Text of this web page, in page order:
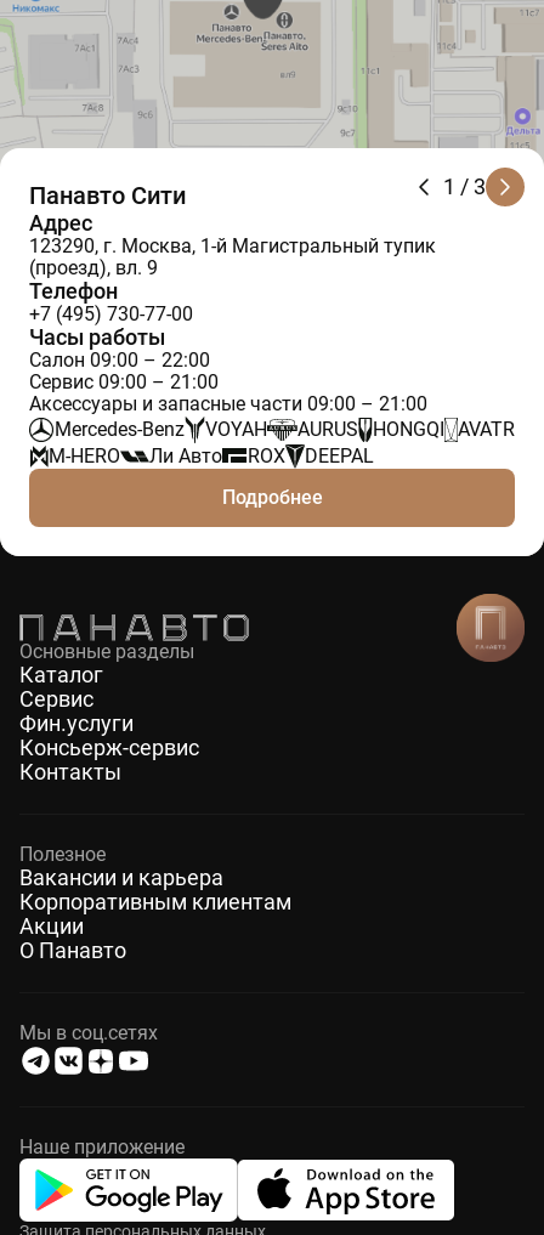
1 / 3
Панавто Сити
Адрес
123290, г. Москва, 1-й Магистральный тупик
(проезд), вл. 9
Телефон
+7 (495) 730-77-00
Часы работы
Салон 09:00 – 22:00
Сервис 09:00 – 21:00
Аксессуары и запасные части 09:00 – 21:00
Mercedes-Benz
VOYAH AURUS HONGQI
AVATR
M-HERO
Ли Авто ROX
DEEPAL
Подробнее
Основные разделы
Каталог
Сервис
Фин.услуги
Консьерж-сервис
Контакты
Полезное
Вакансии и карьера
Корпоративным клиентам
Акции
О Панавто
Мы в соц.сетях
Наше приложение